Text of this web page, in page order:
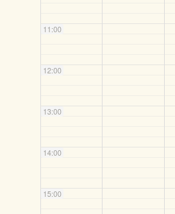
11:00
12:00
13:00
14:00
15:00